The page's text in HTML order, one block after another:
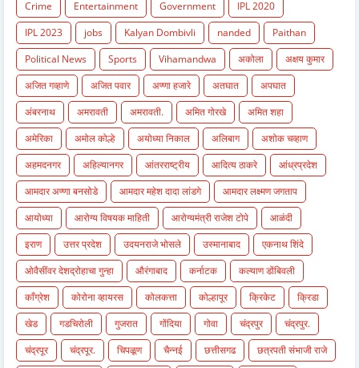
Crime
Entertainment Government
IPL 2020
IPL 2023
jobs Kalyan Dombivli nanded
Paithan
Political News
Sports Vihamandwa अकोला
अक्षय कुमार
अजित गव्हाणे
अजित पवार अण्णा हजारे अतघात
अपघात
अंबरनाथ
अमरावती अमरावती. अमित गोरखे
अमित शहा
अमेरिका
अमोल कोल्हे अयोध्या निकाल अलिबाग
अशोक चव्हाण
अहमदनगर
अहिल्यानगर आंतरराष्ट्रीय आदित्य ठाकरे
आंध्रप्रदेश
आमदार अण्णा बनसोडे
आमदार महेश दादा लांडगे
आमदार लक्ष्मण जगताप
आयोध्या
आरोग्य विषयक माहिती आरोग्यमंत्री राजेश टोपे
आळंदी
इराण
उत्तर प्रदेश उदयनराजे भोसले उस्मानाबाद
एकनाथ शिंदे
ओवैसींवर देशद्रोहाचा गुन्हा
औरंगाबाद कर्नाटक
कल्याण डोंबिवली
काँग्रेश
कोरोना व्हायरस कोलकत्ता कोल्हापूर क्रिकेट
क्रिडा
खेड
गडचिरोली गुजरात गोंदिया गोवा चंद्रपुर
चंद्रपुर.
चंद्रपूर
चंद्रपूर. चिपळूण चैन्नई छत्तीसगढ छत्रपती संभाजी राजे